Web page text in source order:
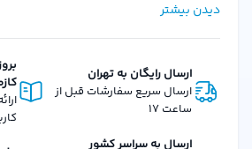
اینترنتی استاویتا استورمراجعه کنید.
سؤالات متداول درباره ژل
فروشندگان می‌توانند به سرعت فعالیت خود
کمیسیون‌های منعطف: استاویتا استور
قابل تنظیم، شرایطی را فراهم می‌کند که
بهترین نحو از پلتفرم استفاده کنند.
امکانات و ویژگی‌های استاویتا استور برای
محصولات: از لوازم آرایشی، بهداشتی،
کالاهای دیجیتال و فیزیکی، استاویتا
دیدن بیشتر
ارسال رایگان به تهران
ارسال سریع سفارشات قبل از
ساعت 17
ارسال به سراسر کشور